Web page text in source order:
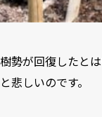
樹勢が回復したと
と悲しいのです。